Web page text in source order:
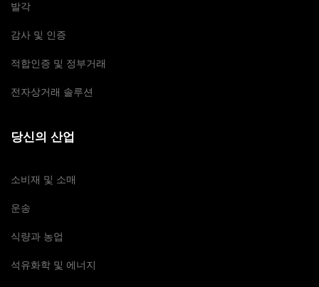
발각
감사 및 인증
적합인증 및 정부거래
전자상거래 솔루션
당신의 산업
소비재 및 소매
운송
식량과 농업
석유화학 및 에너지